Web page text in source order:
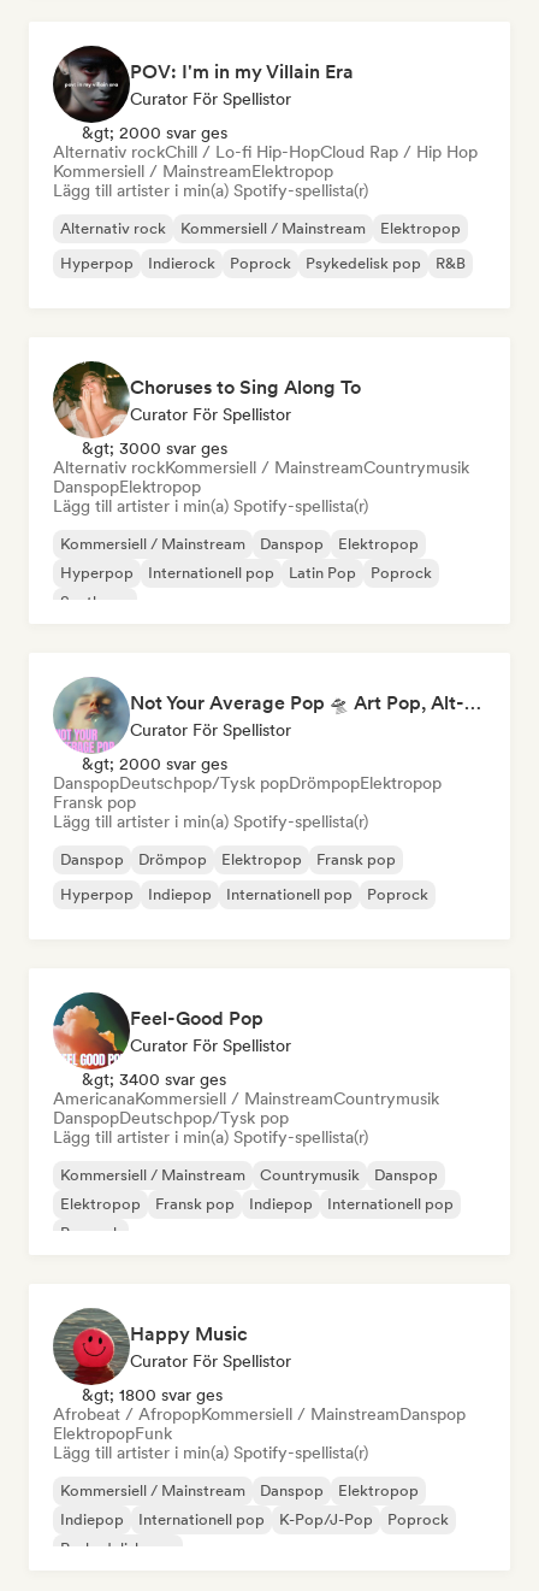
POV: I'm in my Villain Era
Curator För Spellistor
&gt; 2000 svar ges
Alternativ rockChill / Lo-fi Hip-HopCloud Rap / Hip Hop
Kommersiell / MainstreamElektropop
Lägg till artister i min(a) Spotify-spellista(r)
Alternativ rock Kommersiell / Mainstream
Elektropop
Hyperpop
Indierock Poprock Psykedelisk pop R&B
Choruses to Sing Along To
Curator För Spellistor
&gt; 3000 svar ges
Alternativ rockKommersiell / MainstreamCountrymusik
DanspopElektropop
Lägg till artister i min(a) Spotify-spellista(r)
Kommersiell / Mainstream Danspop
Elektropop
Hyperpop
Internationell pop Latin Pop
Poprock
Synthpop
Not Your Average Pop 🛸 Art Pop, Alt-Pop & Indie Pop
Curator För Spellistor
&gt; 2000 svar ges
DanspopDeutschpop/Tysk popDrömpopElektropop
Fransk pop
Lägg till artister i min(a) Spotify-spellista(r)
Danspop Drömpop Elektropop
Fransk pop
Hyperpop
Indiepop Internationell pop Poprock
Feel-Good Pop
Curator För Spellistor
&gt; 3400 svar ges
AmericanaKommersiell / MainstreamCountrymusik
DanspopDeutschpop/Tysk pop
Lägg till artister i min(a) Spotify-spellista(r)
Kommersiell / Mainstream Countrymusik
Danspop
Elektropop
Fransk pop Indiepop
Internationell pop
Poprock
Happy Music
Curator För Spellistor
&gt; 1800 svar ges
Afrobeat / AfropopKommersiell / MainstreamDanspop
ElektropopFunk
Lägg till artister i min(a) Spotify-spellista(r)
Kommersiell / Mainstream Danspop
Elektropop
Indiepop
Internationell pop K-Pop/J-Pop
Poprock
Psykedelisk pop